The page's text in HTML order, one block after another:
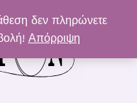
δεν πληρώνετε
Απόρριψη